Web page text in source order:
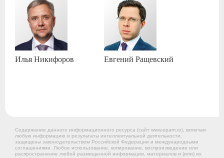
ИльяНикифоров Евгений Ращевский
Содержание данного информационного ресурса (сайт www.epam.ru), включая
любую информацию и результаты интеллектуальной деятельности,
защищены законодательством Российской Федерации и международными
соглашениями. Любое использование, копирование, воспроизведение или
распространение любой размещенной информации, материалов и (или) их